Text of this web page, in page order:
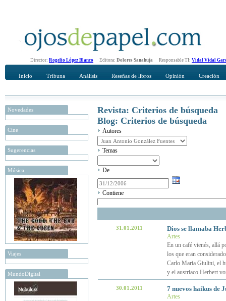
Director: Rogelio López Blanco Editora: Dolores Sanahuja Responsable TI: Vidal Vidal
Inicio Tribuna Análisis Reseñas de libros Opinión Creación
Novedades
Cine
Sugerencias
Música
Viajes
MundoDigital
Revista: Criterios de búsqueda
Blog: Criterios de búsqueda
Autores
Temas
De
Contiene
31.01.2011 Dios se llamaba
Artes
En un café vienés, allá
los que eran
Carlo Maria Giulini, el
y el austriaco Herbert
30.01.2011 7 nuevos haikus de
Artes